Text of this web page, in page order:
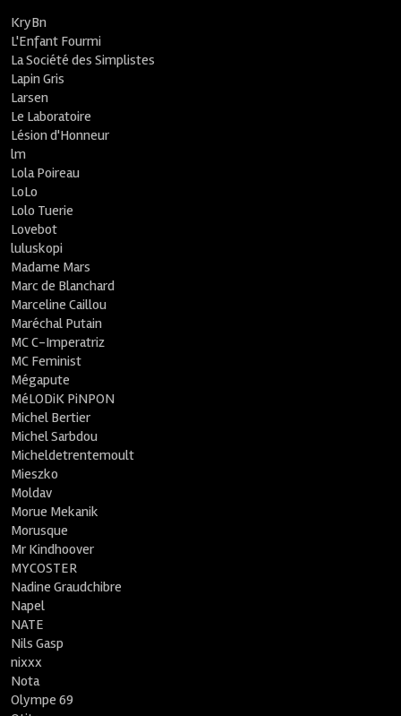
KryBn
L'Enfant Fourmi
La Société des Simplistes
Lapin Gris
Larsen
Le Laboratoire
Lésion d'Honneur
lm
Lola Poireau
LoLo
Lolo Tuerie
Lovebot
luluskopi
Madame Mars
Marc de Blanchard
Marceline Caillou
Maréchal Putain
MC C-Imperatriz
MC Feminist
Mégapute
MéLODiK PiNPON
Michel Bertier
Michel Sarbdou
Micheldetrentemoult
Mieszko
Moldav
Morue Mekanik
Morusque
Mr Kindhoover
MYCOSTER
Nadine Graudchibre
Napel
NATE
Nils Gasp
nixxx
Nota
Olympe 69